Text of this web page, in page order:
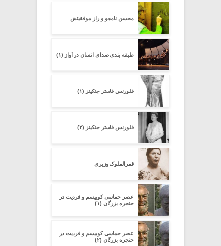
محسن نامجو و راز موفقیتش
طبقه بندی صدای انسان در آواز (۱)
فلورنس فاستر جنکینز (۱)
فلورنس فاستر جنکینز (۲)
قمرالملوک وزیری
عصر حماسی کوبیسم و فردیت در
حنجره بزرگان (۱)
عصر حماسی کوبیسم و فردیت در
حنجره بزرگان (۲)